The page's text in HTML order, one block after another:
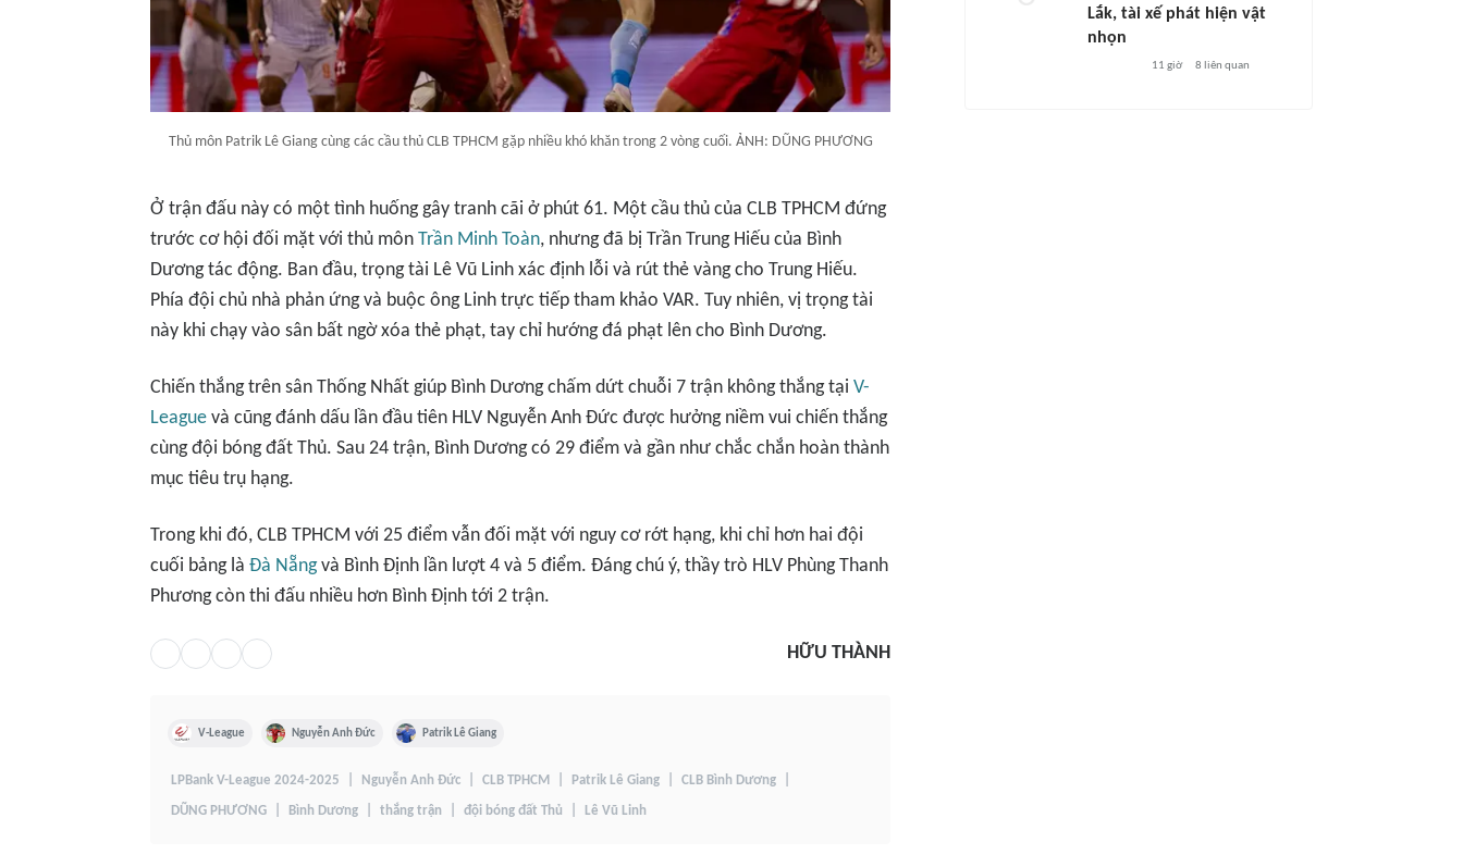
Thủ môn Patrik Lê Giang cùng các cầu thủ CLB TPHCM gặp nhiều khó khăn trong 2 vòng cuối. ẢNH: DŨNG PHƯƠNG
Ở trận đấu này có một tình huống gây tranh cãi ở phút 61. Một cầu thủ của CLB TPHCM đứng
trước cơ hội đối mặt với thủ môn Trần Minh Toàn, nhưng đã bị Trần Trung Hiếu của Bình
Dương tác động. Ban đầu, trọng tài Lê Vũ Linh xác định lỗi và rút thẻ vàng cho Trung Hiếu.
Phía đội chủ nhà phản ứng và buộc ông Linh trực tiếp tham khảo VAR. Tuy nhiên, vị trọng tài
này khi chạy vào sân bất ngờ xóa thẻ phạt, tay chỉ hướng đá phạt lên cho Bình Dương.
Chiến thắng trên sân Thống Nhất giúp Bình Dương chấm dứt chuỗi 7 trận không thắng tại V-
League và cũng đánh dấu lần đầu tiên HLV Nguyễn Anh Đức được hưởng niềm vui chiến thắng
cùng đội bóng đất Thủ. Sau 24 trận, Bình Dương có 29 điểm và gần như chắc chắn hoàn thành
mục tiêu trụ hạng.
Trong khi đó, CLB TPHCM với 25 điểm vẫn đối mặt với nguy cơ rớt hạng, khi chỉ hơn hai đội
cuối bảng là Đà Nẵngvà Bình Định lần lượt 4 và 5 điểm. Đáng chú ý, thầy trò HLV Phùng Thanh
Phương còn thi đấu nhiều hơn Bình Định tới 2 trận.
HỮU THÀNH
V-League Nguyễn Anh Đức Patrik Lê Giang
LPBank V-League 2024-2025 Nguyễn Anh Đức CLB TPHCM Patrik Lê Giang CLB Bình Dương
DŨNG PHƯƠNG Bình Dương thắng trận đội bóng đất Thủ Lê Vũ Linh
Lắk, tài xế phát hiện vật
nhọn
11 giờ 8 liên quan